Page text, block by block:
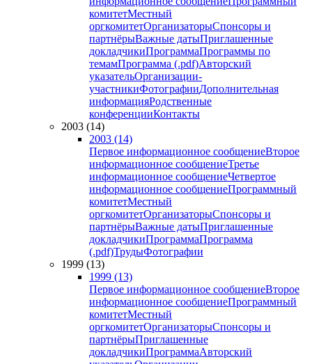
комитетМестный
оргкомитетОрганизаторыСпонсоры и
партнёрыВажные датыПриглашенные
докладчикиПрограммаПрограммы по
темамПрограмма (.pdf)Авторский
указательОрганизации-
участникиФотографииДополнительная
информацияРодственные
конференцииКонтакты
2003 (14)
2003 (14)
Первое информационное сообщениеВторое
информационное сообщениеТретье
информационное сообщениеЧетвертое
информационное сообщениеПрограммный
комитетМестный
оргкомитетОрганизаторыСпонсоры и
партнёрыВажные датыПриглашенные
докладчикиПрограммаПрограмма
(.pdf)ТрудыФотографии
1999 (13)
1999 (13)
Первое информационное сообщениеВторое
информационное сообщениеПрограммный
комитетМестный
оргкомитетОрганизаторыСпонсоры и
партнёрыПриглашенные
докладчикиПрограммаАвторский